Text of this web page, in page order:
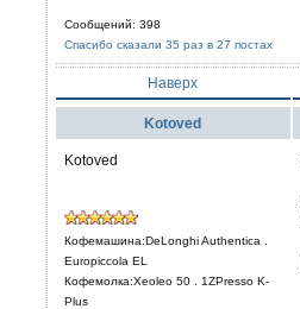
Сообщений: 398
Спасибо сказали 35 раз в 27 постах
Наверх
Kotoved
Kotoved
Кофемашина:DeLonghi Authentica .
Europiccola EL
Кофемолка:Xeoleo 50 . 1ZPresso K-
Plus